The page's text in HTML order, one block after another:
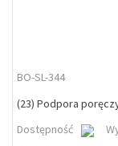
BO-SL-344
(23) Podpora
Dostępność